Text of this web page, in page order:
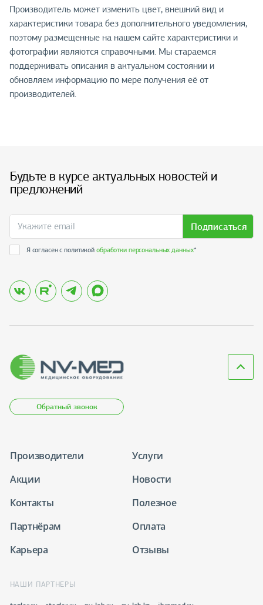
Производитель может изменить цвет, внешний вид и
характеристики товара без дополнительного уведомления,
поэтому размещенные на нашем сайте характеристики и
фотографии являются справочными. Мы стараемся
поддерживать описания в актуальном состоянии и
обновляем информацию по мере получения её от
производителей.
Будьте в курсе актуальных новостей и
предложений
Подписаться
Я согласен с политикойобработки персональных данных*
Обратный звонок
Производители
Услуги
Акции
Новости
Контакты
Полезное
Партнёрам
Оплата
Карьера
Отзывы
НАШИ ПАРТНЕРЫ